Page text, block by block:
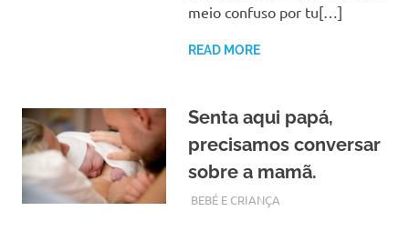
meio confuso por tu[…]
READ MORE
Senta aqui papá,
precisamos conversar
sobre a mamã.
FEVEREIRO 27, 2018
ADMIN
BEBÉ E CRIANÇA